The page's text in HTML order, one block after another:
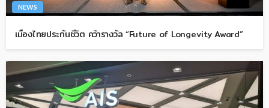
NEWS
เมืองไทยประกันชีวิต คว้ารางวัล “Future of Longevity Award”